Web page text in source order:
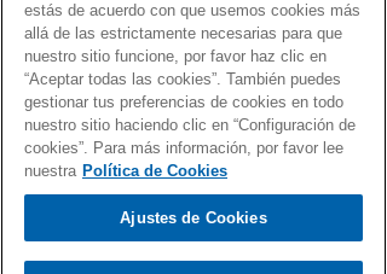
Una selección de temas de pop y rock con el
dinero como protagonista Ofertas, ocasión, Black
Friday, Ciber Monday, rebajas de Navidad, de...
estás de acuerdo con que usemos cookies más
allá de las estrictamente necesarias para que
nuestro sitio funcione, por favor haz clic en
“Aceptar todas las cookies”. También puedes
gestionar tus preferencias de cookies en todo
nuestro sitio haciendo clic en “Configuración de
cookies”. Para más información, por favor lee
nuestra Política de Cookies
Ajustes de Cookies